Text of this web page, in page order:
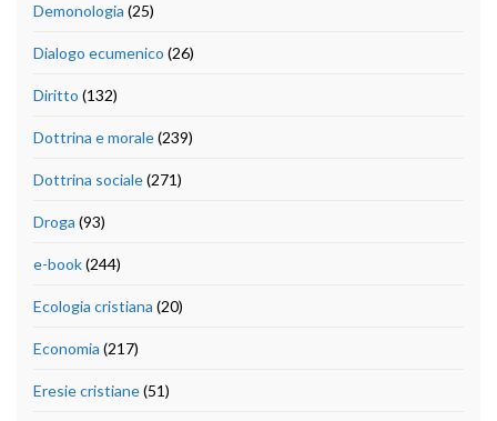
Demonologia (25)
Dialogo ecumenico (26)
Diritto (132)
Dottrina e morale(239)
Dottrina sociale(271)
Droga (93)
e-book(244)
Ecologia cristiana (20)
Economia (217)
Eresie cristiane(51)